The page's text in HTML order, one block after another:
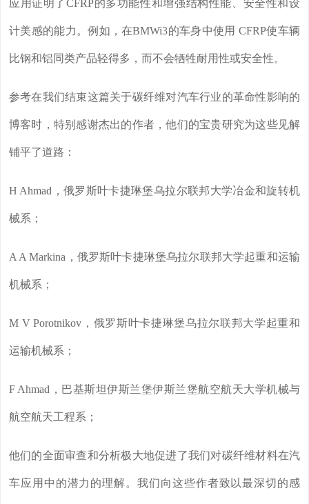
应用证明了CFRP的多功能性和增强结构性能、安全性和设
计美感的能力。例如，在BMWi3的车身中使用 CFRP使车辆
比钢和铝同类产品轻得多，而不会牺牲耐用性或安全性。
参考在我们结束这篇关于碳纤维对汽车行业的革命性影响的
博客时，特别感谢杰出的作者，他们的宝贵研究为这些见解
铺平了道路：
H Ahmad，俄罗斯叶卡捷琳堡乌拉尔联邦大学冶金和旋转机
械系；
A A Markina，俄罗斯叶卡捷琳堡乌拉尔联邦大学起重和运输
机械系；
M V Porotnikov，俄罗斯叶卡捷琳堡乌拉尔联邦大学起重和
运输机械系；
F Ahmad，巴基斯坦伊斯兰堡伊斯兰堡航空航天大学机械与
航空航天工程系；
他们的全面审查和分析极大地促进了我们对碳纤维材料在汽
车应用中的潜力的理解。我们向这些作者致以最深切的感